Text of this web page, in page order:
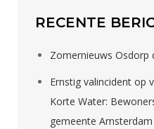
RECENTE
Zomernieuws Osdorp
Ernstig valincident op
Korte Water:
gemeente Amsterdam